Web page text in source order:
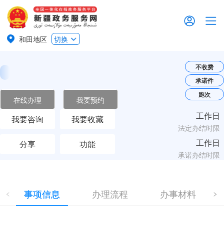
和田地区 切换
在线办理 我要预约
我要咨询 我要收藏
分享 功能
不收费
承诺件
跑次
工作日
法定办结时限
工作日
承诺办结时限
事项信息 办理流程 办事材料